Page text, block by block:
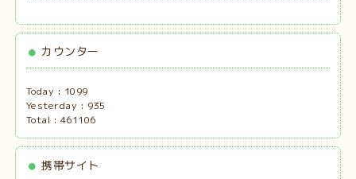
カウンター
Today : 1099
Yesterday : 935
Total : 461106
携帯サイト